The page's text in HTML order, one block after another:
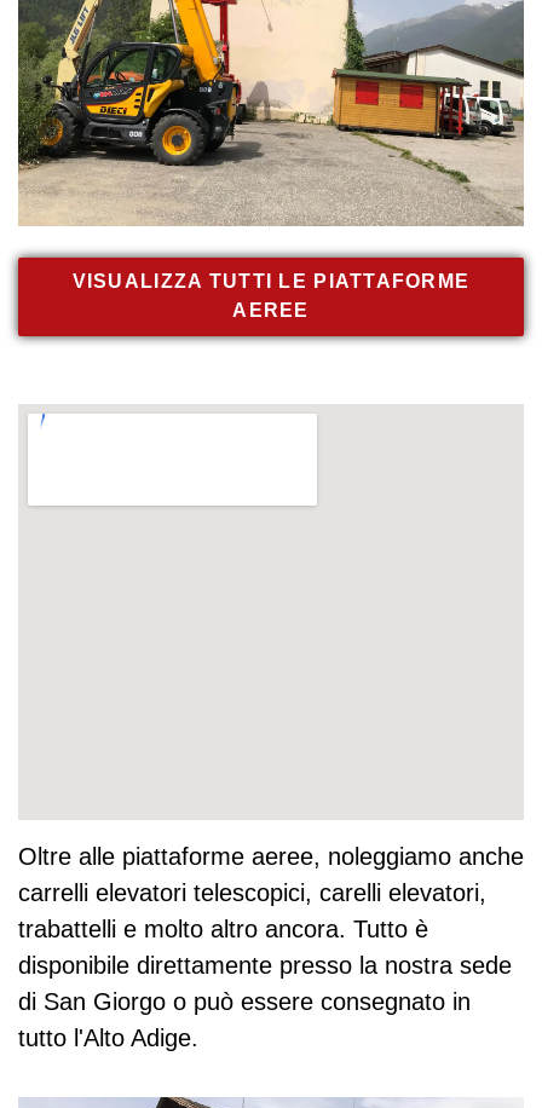
VISUALIZZA TUTTI LE PIATTAFORME
AEREE
Oltre alle piattaforme aeree, noleggiamo anche
carrelli elevatori telescopici, carelli elevatori,
trabattelli e molto altro ancora. Tutto è
disponibile direttamente presso la nostra sede
di San Giorgo o può essere consegnato in
tutto l'Alto Adige.